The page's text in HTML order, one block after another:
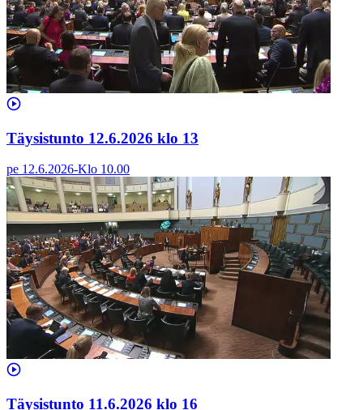
Täysistunto 12.6.2026 klo 13
pe 12.6.2026-Klo 10.00
Täysistunto 11.6.2026 klo 16